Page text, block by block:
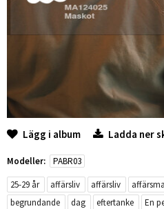
Lägg i album Ladda ner
Modeller:
PABR03
25-29 år
affärsliv affärsliv
begrundande
dag eftertanke En